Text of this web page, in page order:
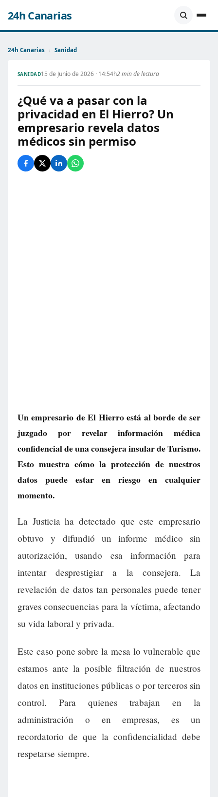
24h Canarias
24h Canarias › Sanidad
SANIDAD15 de Junio de 2026 · 14:54h2 min de lectura
¿Qué va a pasar con la
privacidad en El Hierro? Un
empresario revela datos
médicos sin permiso
Un empresario de El Hierro está al borde de ser
juzgado por revelar información médica
confidencial de una consejera insular de Turismo.
Esto muestra cómo la protección de nuestros
datos puede estar en riesgo en cualquier
momento.
La Justicia ha detectado que este empresario
obtuvo y difundió un informe médico sin
autorización, usando esa información para
intentar desprestigiar a la consejera. La
revelación de datos tan personales puede tener
graves consecuencias para la víctima, afectando
su vida laboral y privada.
Este caso pone sobre la mesa lo vulnerable que
estamos ante la posible filtración de nuestros
datos en instituciones públicas o por terceros sin
control. Para quienes trabajan en la
administración o en empresas, es un
recordatorio de que la confidencialidad debe
respetarse siempre.